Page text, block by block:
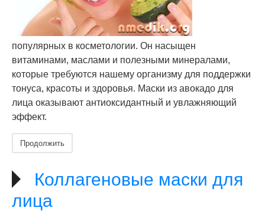
популярных в косметологии. Он насыщен
витаминами, маслами и полезными минералами,
которые требуются нашему организму для поддержки
тонуса, красоты и здоровья. Маски из авокадо для
лица оказывают антиоксидантный и увлажняющий
эффект.
Продолжить
Коллагеновые маски для
лица